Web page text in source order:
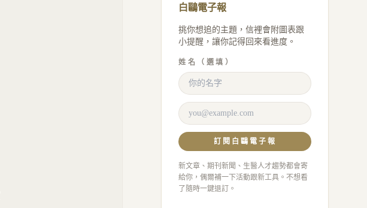
白鷗電子報
挑你想追的主題，信裡會附圖表跟
小提醒，讓你記得回來看進度。
姓名（選填）
訂閱白鷗電子報
新文章、期刊新聞、生醫人才趨勢都會寄
給你，偶爾補一下活動跟新工具。不想看
了隨時一鍵退訂。